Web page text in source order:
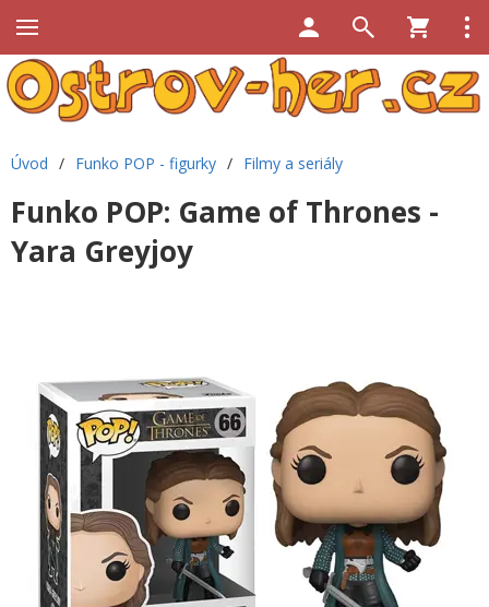
Úvod / Funko POP - figurky / Filmy a seriály
Funko POP: Game of Thrones -
Yara Greyjoy